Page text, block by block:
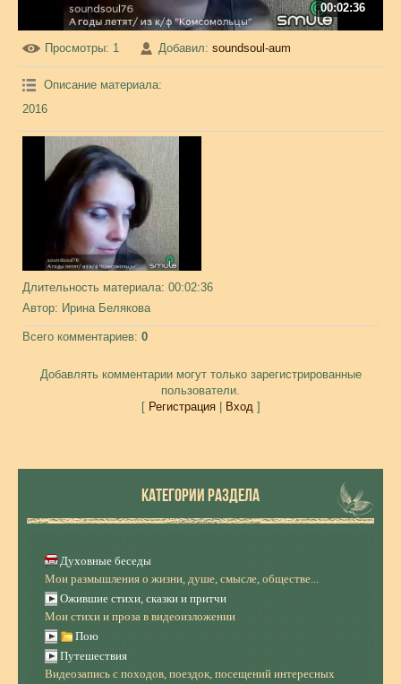
00:02:36
Просмотры: 1 Добавил: soundsoul-aum
Описание материала:
2016
Длительность материала: 00:02:36
Автор: Ирина Белякова
Всего комментариев: 0
Добавлять комментарии могут только зарегистрированные
пользователи.
[ Регистрация| Вход]
КАТЕГОРИИ РАЗДЕЛА
Духовные беседы
Мои размышления о жизни, душе, смысле, обществе...
Ожившие стихи, сказки и притчи
Мои стихи и проза в видеоизложении
Пою
Путешествия
Видеозапись с походов, поездок, посещений интересных